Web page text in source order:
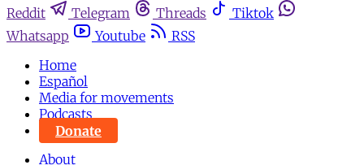
Reddit
Telegram Threads
Tiktok
Whatsapp
Youtube
RSS
Home
Español
Media for movements
Podcasts
Donate
About